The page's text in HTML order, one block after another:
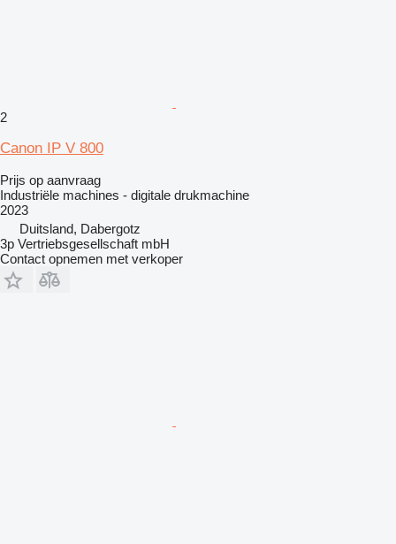
2
Canon IP V 800
Prijs op aanvraag
Industriële machines - digitale drukmachine
2023
Duitsland, Dabergotz
3p Vertriebsgesellschaft mbH
Contact opnemen met verkoper